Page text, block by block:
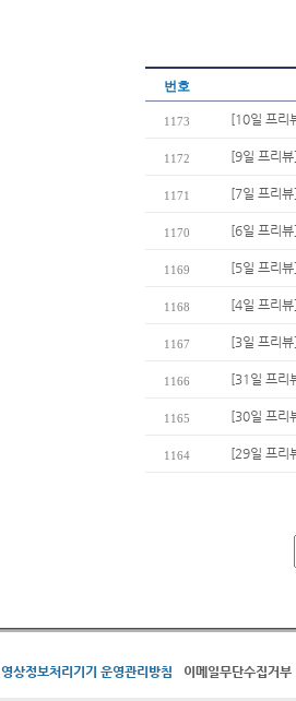
번호
1173 [10일 프리
1172 [9일 프리
1171 [7일 프리
1170 [6일 프리
1169 [5일 프리
1168 [4일 프리
1167 [3일 프리
1166 [31일 프리
1165 [30일 프리
1164 [29일 프리
영상정보처리기기 운영관리방침 이메일무단수집거부